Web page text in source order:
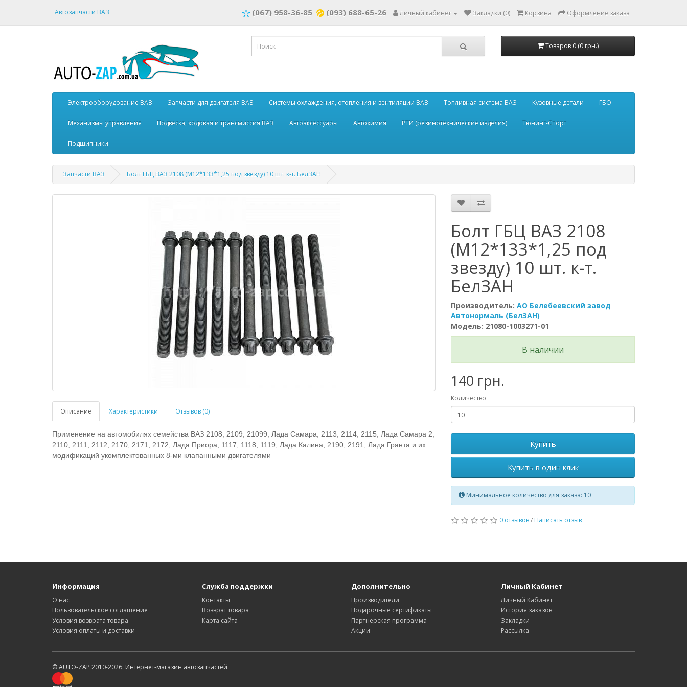
Автозапчасти ВАЗ (067) 958-36-85 (093) 688-65-26 Личный кабинет Закладки (0) Корзина Оформление заказа
Товаров 0 (0 грн.)
Электрооборудование ВАЗ Запчасти для двигателя ВАЗ Системы охлаждения, отопления и вентиляции ВАЗ Топливная система ВАЗ Кузовные детали ГБО
Механизмы управления Подвеска, ходовая и трансмиссия ВАЗ Автоаксессуары Автохимия РТИ (резинотехнические изделия) Тюнинг-Спорт
Подшипники
Запчасти ВАЗ Болт ГБЦ ВАЗ 2108 (М12*133*1,25 под звезду) 10 шт. к-т. БелЗАН
Описание Характеристики Отзывов (0)
Применение на автомобилях семейства ВАЗ 2108, 2109, 21099, Лада Самара, 2113, 2114, 2115, Лада Самара 2,
2110, 2111, 2112, 2170, 2171, 2172, Лада Приора, 1117, 1118, 1119, Лада Калина, 2190, 2191, Лада Гранта и их
модификаций укомплектованных 8-ми клапанными двигателями
Болт ГБЦ ВАЗ 2108
(М12*133*1,25 под
звезду) 10 шт. к-т.
БелЗАН
Производитель: АО Белебеевский завод
Автонормаль (БелЗАН)
Модель: 21080-1003271-01
В наличии
140 грн.
Количество
Купить
Купить в один клик
Минимальное количество для заказа: 10
0 отзывов/ Написать отзыв
Информация
О нас
Пользовательское соглашение
Условия возврата товара
Условия оплаты и доставки
Служба поддержки
Контакты
Возврат товара
Карта сайта
Дополнительно
Производители
Подарочные сертификаты
Партнерская программа
Акции
Личный Кабинет
Личный Кабинет
История заказов
Закладки
Рассылка
© AUTO-ZAP 2010-2026. Интернет-магазин автозапчастей.